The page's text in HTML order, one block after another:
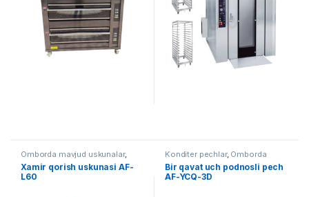
Omborda mavjud uskunalar,
Oziq ovqat ,Xamir qorish
uskunalari
Xamir qorish uskunasi AF-
L60
Konditer pechlar, Omborda
mavjud uskunalar Oziq ovqat
Bir qavat uch podnosli pech
AF-YCQ-3D